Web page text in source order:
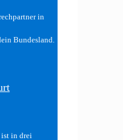
in
Bundesland.
ist in drei